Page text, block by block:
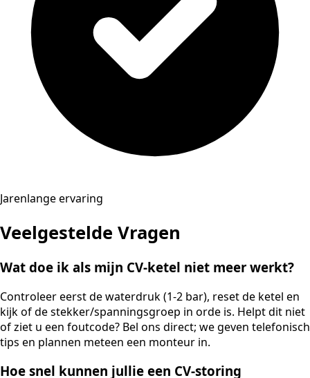
Jarenlange ervaring
Veelgestelde Vragen
Wat doe ik als mijn CV-ketel niet meer werkt?
Controleer eerst de waterdruk (1-2 bar), reset de ketel en
kijk of de stekker/spanningsgroep in orde is. Helpt dit niet
of ziet u een foutcode? Bel ons direct; we geven telefonisch
tips en plannen meteen een monteur in.
Hoe snel kunnen jullie een CV-storing